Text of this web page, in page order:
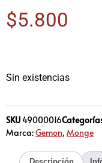
$5.800
Sin existencias
SKU49000016
Marca:Gemon, Monge